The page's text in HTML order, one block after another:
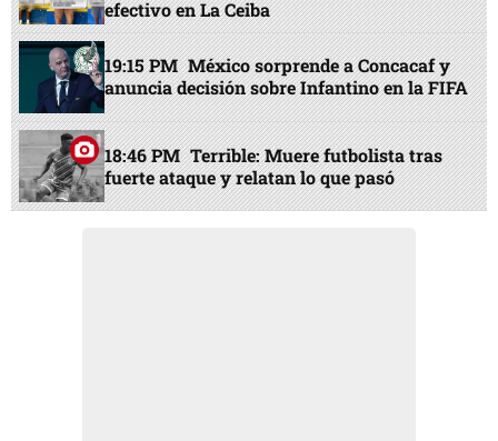
efectivo en La Ceiba
19:15 PM México sorprende a Concacaf y
anuncia decisión sobre Infantino en la FIFA
18:46 PM Terrible: Muere futbolista tras
fuerte ataque y relatan lo que pasó